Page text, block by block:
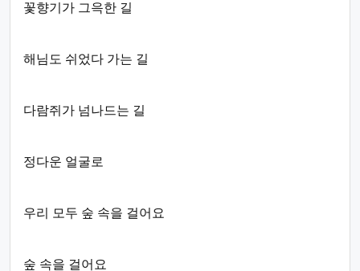
꽃향기가 그윽한 길
해님도 쉬었다 가는 길
다람쥐가 넘나드는 길
정다운 얼굴로
우리 모두 숲 속을 걸어요
숲 속을 걸어요